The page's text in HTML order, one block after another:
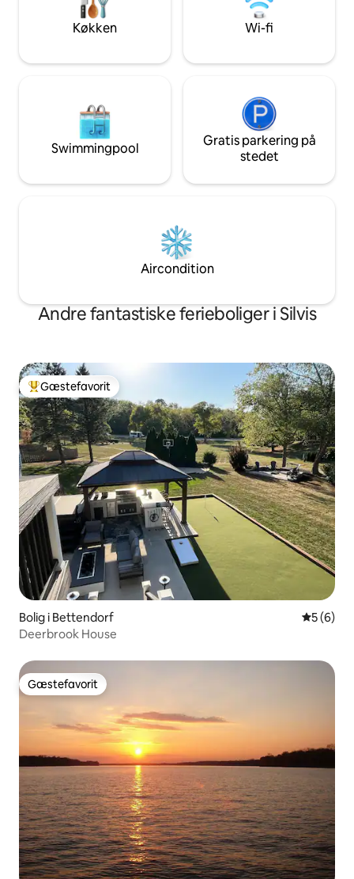
afslappende og smagfuldt indrettet
med alle de faciliteter, der er
☀ Historisk
engang var
Køkken Wi-fi
Swimmingpool
Gratis parkering på
stedet
Aircondition
Andre fantastiske ferieboliger i Silvis
Bedste gæstefavorit
Gæstefavorit
Bolig i Bettendorf 5 ud af 5
5 (6)
Deerbrook House
Gæstefavorit
Gæstefavorit